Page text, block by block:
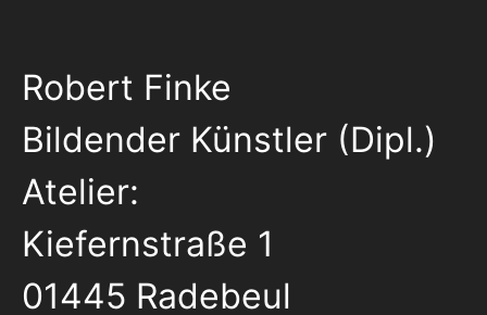
Robert Finke
Bildender Künstler (Dipl.)
Atelier:
Kiefernstraße 1
01445 Radebeul